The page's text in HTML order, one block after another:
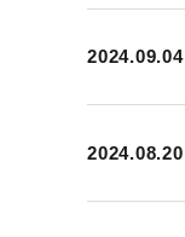
2024.09.04
2024.08.20